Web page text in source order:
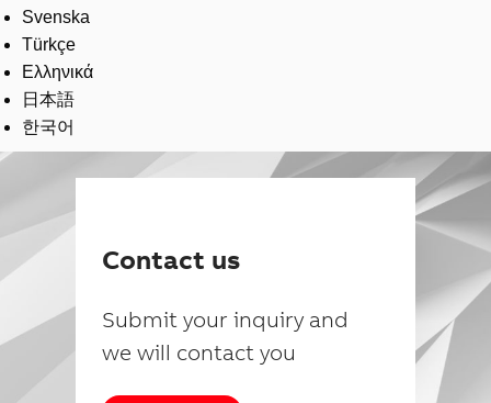
Svenska
Türkçe
Ελληνικά
日本語
한국어
Contact us
Submit your inquiry and
we will contact you